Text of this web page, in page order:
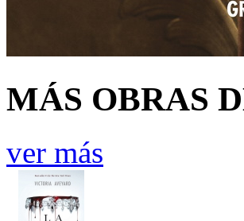
MÁS OBRAS
ver más